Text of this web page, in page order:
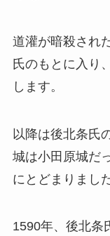
道灌が暗殺され
氏のもとに入り
します。
以降は後北条氏
城は小田原城だ
にとどまりました
1590年、後北条